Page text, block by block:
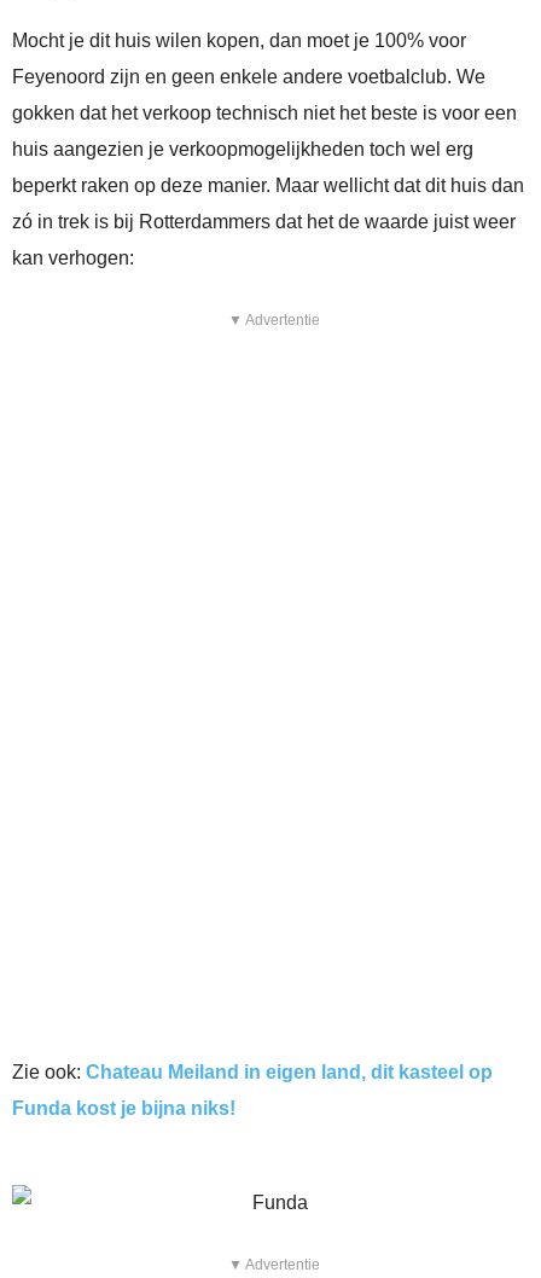
Mocht je dit huis wilen kopen, dan moet je 100% voor
Feyenoord zijn en geen enkele andere voetbalclub. We
gokken dat het verkoop technisch niet het beste is voor een
huis aangezien je verkoopmogelijkheden toch wel erg
beperkt raken op deze manier. Maar wellicht dat dit huis dan
zó in trek is bij Rotterdammers dat het de waarde juist weer
kan verhogen:
▼ Advertentie
Zie ook: Chateau Meiland in eigen land, dit kasteel op
Funda kost je bijna niks!
▼ Advertentie